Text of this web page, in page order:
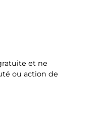
et ne
ou action de